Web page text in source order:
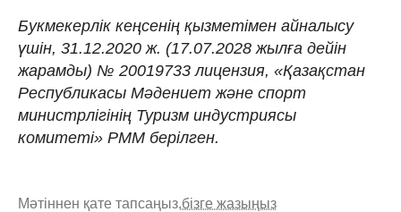
Букмекерлік кеңсенің қызметімен айналысу
үшін, 31.12.2020 ж. (17.07.2028 жылға дейін
жарамды) № 20019733 лицензия, «Қазақстан
Республикасы Мәдениет және спорт
министрлігінің Туризм индустриясы
комитеті» РММ берілген.
Мәтіннен қате тапсаңыз,бізге жазыңыз